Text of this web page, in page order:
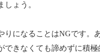
ょう。
になることはNGです。
きなくても諦めずに積